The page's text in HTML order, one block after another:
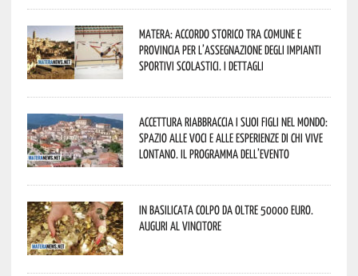
Matera: accordo storico tra Comune e
Provincia per l’assegnazione degli impianti
sportivi scolastici. I dettagli
Accettura riabbraccia i suoi figli nel mondo:
spazio alle voci e alle esperienze di chi vive
lontano. Il programma dell’evento
In Basilicata colpo da oltre 50000 euro.
Auguri al vincitore